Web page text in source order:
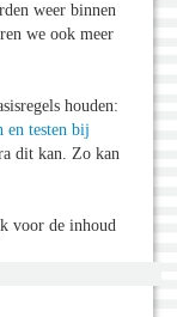
weer binnen
we ook meer
houden:
en testen bij
dit kan. Zo kan
voor de inhoud